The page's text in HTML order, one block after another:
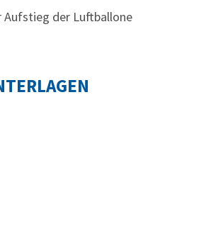
Aufstieg der Luftballone